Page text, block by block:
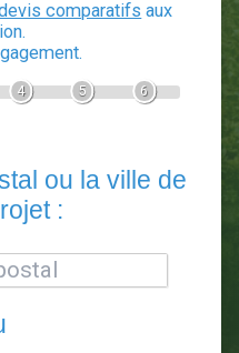
3 devis comparatifs
3
postal ou la